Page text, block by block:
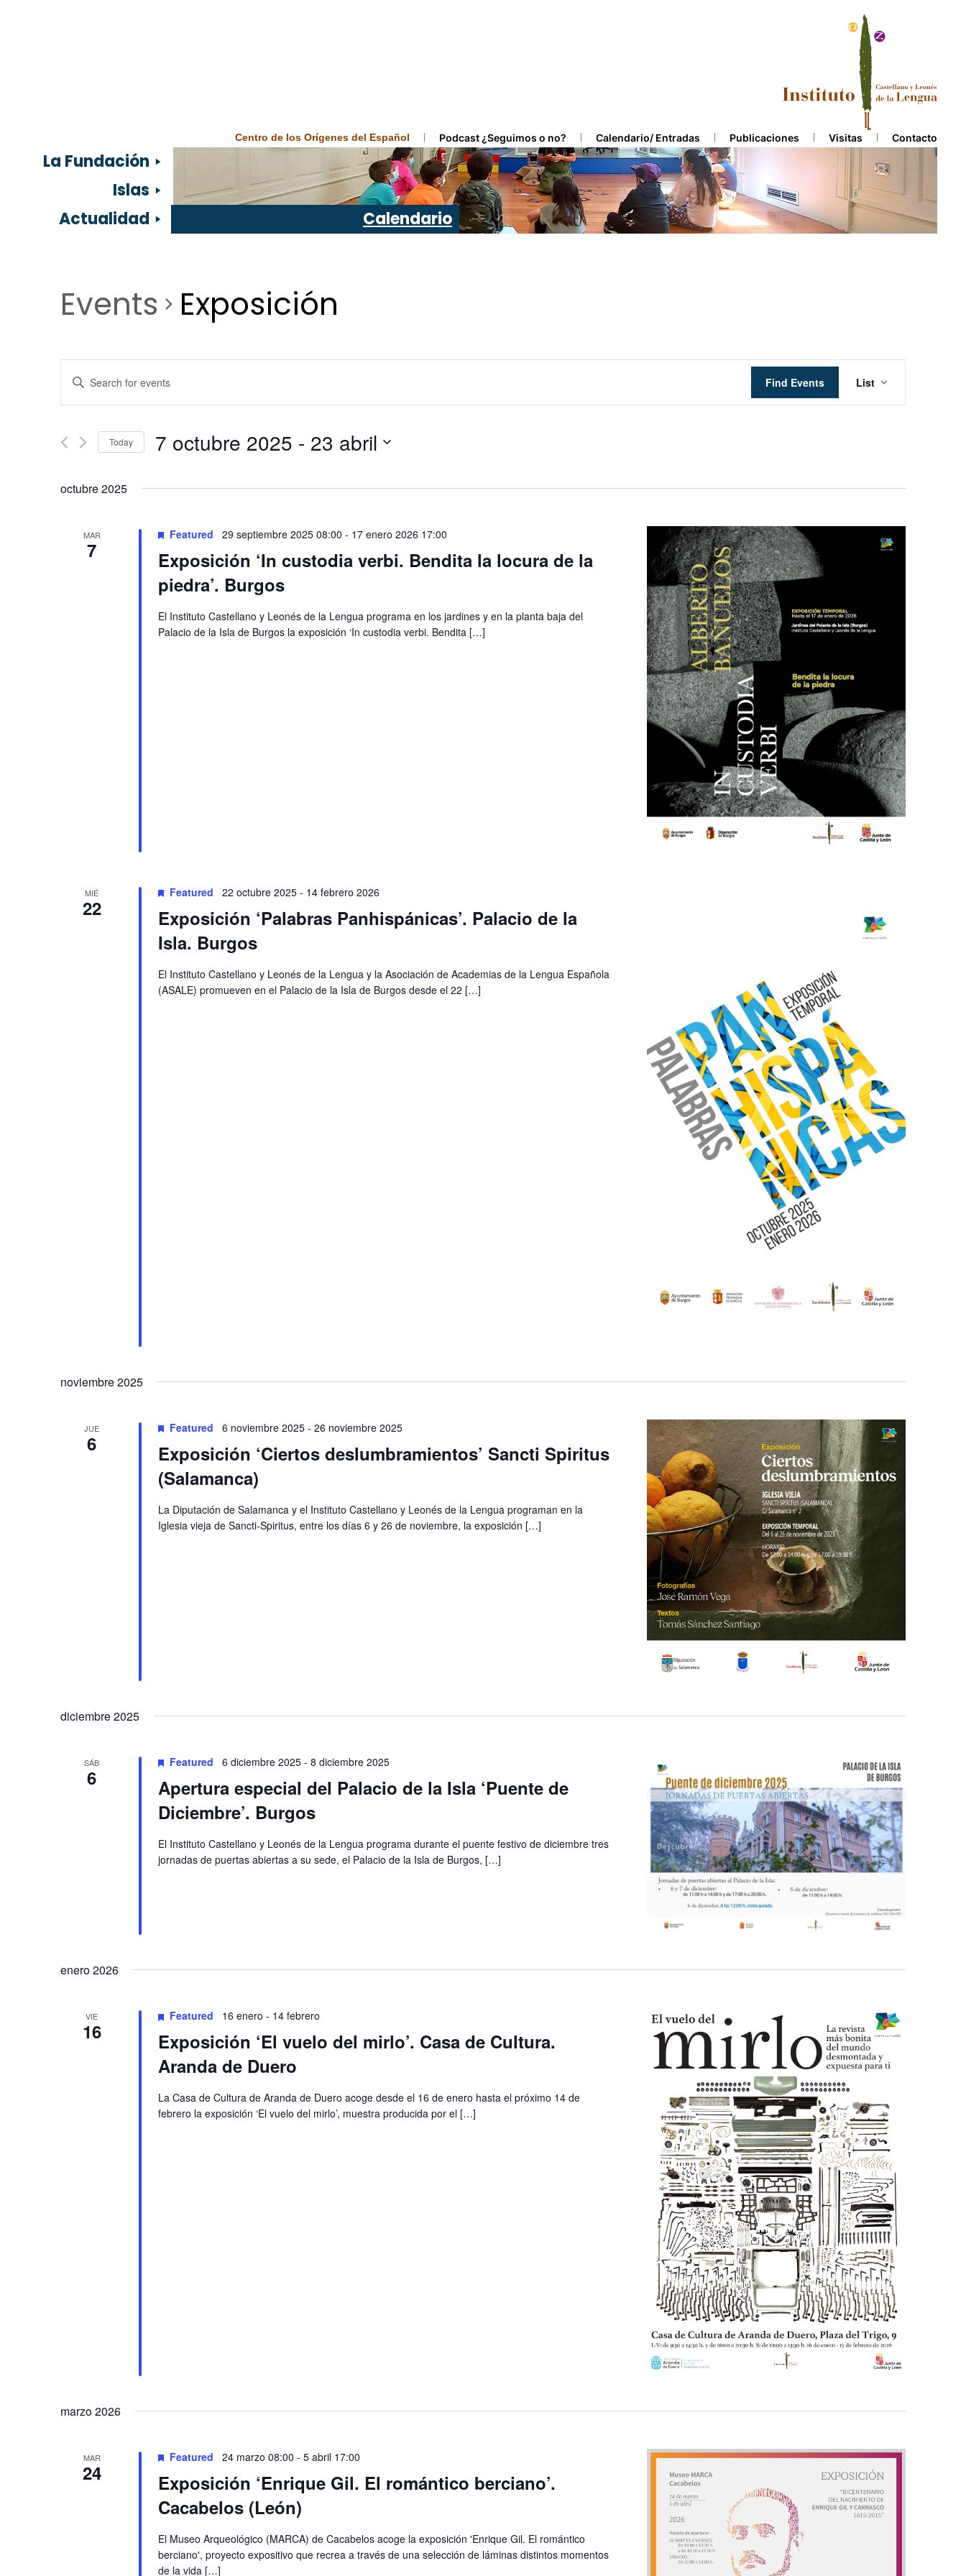
Centro de los Orígenes del Español Podcast ¿Seguimos o no? Calendario/ Entradas Publicaciones Visitas Contacto
La Fundación
Islas
Actualidad
Calendario
Events Exposición
Events
Search
and
Views
Navigation
Enter
Keyword.
Search
Events
Find Events
Views
Navigation
List
Today 7 octubre 2025 - 23 abril
octubre 2025
MAR
7
Featured 29 septiembre 2025 08:00 - 17 enero 2026 17:00
Exposición ‘In custodia verbi. Bendita la locura de la
piedra’. Burgos
El Instituto Castellano y Leonés de la Lengua programa en los jardines y en la planta baja del
Palacio de la Isla de Burgos la exposición ‘In custodia verbi. Bendita […]
MIÉ
22
Featured 22 octubre 2025- 14 febrero 2026
Exposición ‘Palabras Panhispánicas’. Palacio de la
Isla. Burgos
El Instituto Castellano y Leonés de la Lengua y la Asociación de Academias de la Lengua Española
(ASALE) promueven en el Palacio de la Isla de Burgos desde el 22 […]
noviembre 2025
JUE
6
Featured 6 noviembre 2025- 26 noviembre 2025
Exposición ‘Ciertos deslumbramientos’ Sancti Spiritus
(Salamanca)
La Diputación de Salamanca y el Instituto Castellano y Leonés de la Lengua programan en la
Iglesia vieja de Sancti-Spiritus, entre los días 6 y 26 de noviembre, la exposición […]
diciembre 2025
SÁB
6
Featured 6 diciembre 2025- 8 diciembre 2025
Apertura especial del Palacio de la Isla ‘Puente de
Diciembre’. Burgos
El Instituto Castellano y Leonés de la Lengua programa durante el puente festivo de diciembre tres
jornadas de puertas abiertas a su sede, el Palacio de la Isla de Burgos, […]
enero 2026
VIE
16
Featured 16 enero - 14 febrero
Exposición ‘El vuelo del mirlo’. Casa de Cultura.
Aranda de Duero
La Casa de Cultura de Aranda de Duero acoge desde el 16 de enero hasta el próximo 14 de
febrero la exposición ‘El vuelo del mirlo’, muestra producida por el […]
marzo 2026
MAR
24
Featured 24 marzo 08:00 - 5 abril 17:00
Exposición ‘Enrique Gil. El romántico berciano’.
Cacabelos (León)
El Museo Arqueológico (MARCA) de Cacabelos acoge la exposición 'Enrique Gil. El romántico
berciano', proyecto expositivo que recrea a través de una selección de láminas distintos momentos
de la vida […]